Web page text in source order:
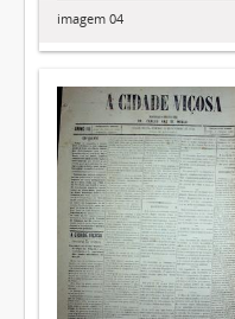
imagem 04